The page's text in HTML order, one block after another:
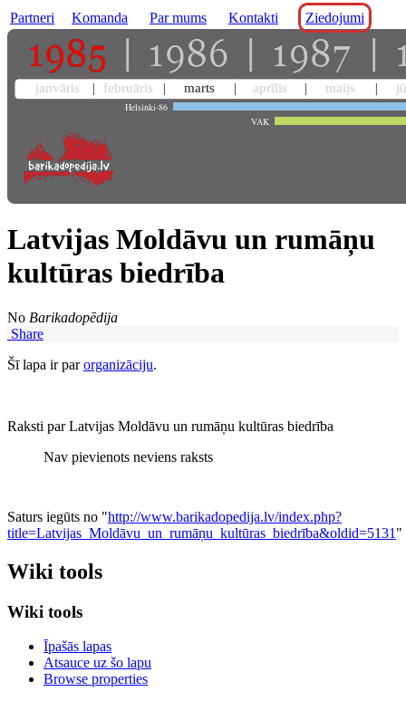
Partneri Komanda Par mums Kontakti Ziedojumi
janvāris februāris marts aprīlis maijs
Helsinki-86
VAK
Latvijas Moldāvu un rumāņu
kultūras biedrība
No Barikadopēdija
Share
Šī lapa ir parorganizāciju.
Raksti par Latvijas Moldāvu un rumāņu kultūras biedrība
Nav pievienots neviens raksts
Saturs iegūts no "http://www.barikadopedija.lv/index.php?
title=Latvijas_Moldāvu_un_rumāņu_kultūras_biedrība&oldid=5131 "
Wiki tools
Wiki tools
Īpašās lapas
Atsauce uz šo lapu
Browse properties